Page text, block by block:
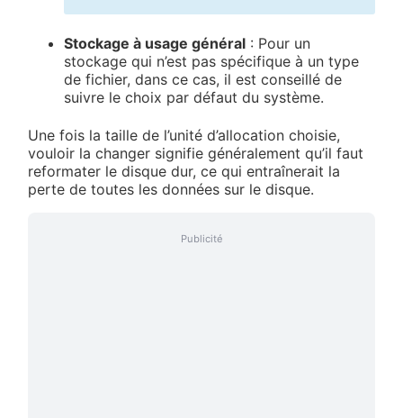
Stockage à usage général : Pour un
stockage qui n’est pas spécifique à un type
de fichier, dans ce cas, il est conseillé de
suivre le choix par défaut du système.
Une fois la taille de l’unité d’allocation choisie,
vouloir la changer signifie généralement qu’il faut
reformater le disque dur, ce qui entraînerait la
perte de toutes les données sur le disque.
Publicité